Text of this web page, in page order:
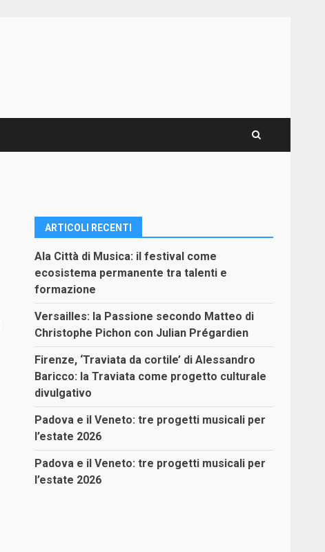
ARTICOLI RECENTI
Ala Città di Musica: il festival come
ecosistema permanente tra talenti e
formazione
Versailles: la Passione secondo Matteo di
Christophe Pichon con Julian Prégardien
Firenze, ‘Traviata da cortile’ di Alessandro
Baricco: la Traviata come progetto culturale
divulgativo
Padova e il Veneto: tre progetti musicali per
l’estate 2026
Padova e il Veneto: tre progetti musicali per
l’estate 2026